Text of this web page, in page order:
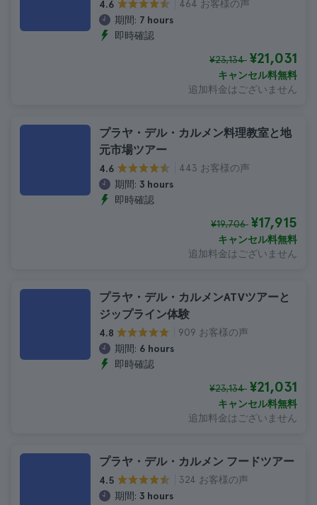
4.6
464 お客様の声
期間: 7 hours
即時確認
¥23,134 ¥21,031
キャンセル料無料
追加料金はございません
プラヤ・デル・カルメン料理教室と地
元市場ツアー
4.6
443 お客様の声
期間: 3 hours
即時確認
¥19,706 ¥17,915
キャンセル料無料
追加料金はございません
プラヤ・デル・カルメンATVツアーと
ジップライン体験
4.8
909 お客様の声
期間: 6 hours
即時確認
¥23,134 ¥21,031
キャンセル料無料
追加料金はございません
プラヤ・デル・カルメン フードツアー
4.5
324 お客様の声
期間: 3 hours